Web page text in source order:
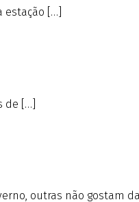
[…]
de […]
outras não gostam